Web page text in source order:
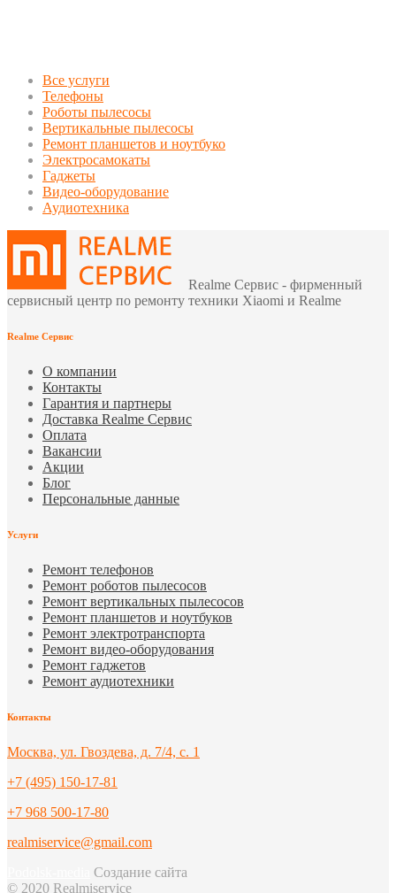
Все услуги
Телефоны
Роботы пылесосы
Вертикальные пылесосы
Ремонт планшетов и ноутбуко
Электросамокаты
Гаджеты
Видео-оборудование
Аудиотехника
Realme Сервис - фирменный
сервисный центр по ремонту техники Xiaomi и Realme
Realme Сервис
О компании
Контакты
Гарантия и партнеры
Доставка Realme Сервис
Оплата
Вакансии
Акции
Блог
Персональные данные
Услуги
Ремонт телефонов
Ремонт роботов пылесосов
Ремонт вертикальных пылесосов
Ремонт планшетов и ноутбуков
Ремонт электротранспорта
Ремонт видео-оборудования
Ремонт гаджетов
Ремонт аудиотехники
Контакты
Москва, ул. Гвоздева, д. 7/4, с. 1
+7 (495) 150-17-81
+7 968 500-17-80
realmiservice@gmail.com
Создание сайта
© 2020 Realmiservice